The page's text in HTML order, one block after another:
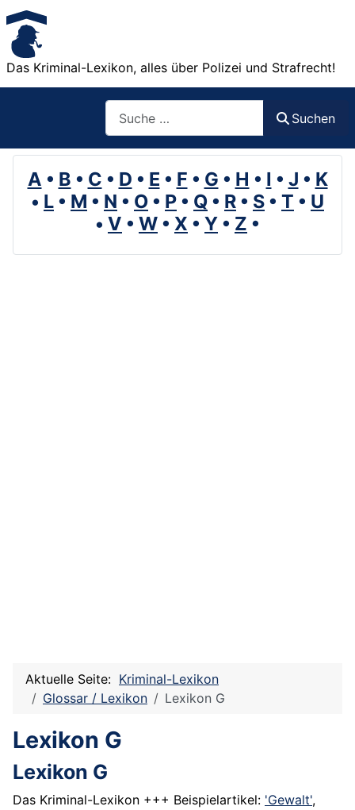
Das Kriminal-Lexikon, alles über Polizei und Strafrecht!
Suchen
A • B • C • D • E • F • G • H • I • J • K
• L • M • N • O • P • Q • R • S • T • U
• V • W • X • Y • Z •
Aktuelle Seite: Kriminal-Lexikon
Glossar / Lexikon
Lexikon G
Lexikon G
Lexikon G
Das Kriminal-Lexikon +++ Beispielartikel: 'Gewalt',